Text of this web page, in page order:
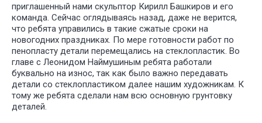
приглашенный нами скульптор Кирилл Башкиров и его
команда. Сейчас оглядываясь назад, даже не верится,
что ребята управились в такие сжатые сроки на
новогодних праздниках. По мере готовности работ по
пенопласту детали перемещались на стеклопластик. Во
главе с Леонидом Наймушиным ребята работали
буквально на износ, так как было важно передавать
детали со стеклопластиком далее нашим художникам. К
тому же ребята сделали нам всю основную грунтовку
деталей.